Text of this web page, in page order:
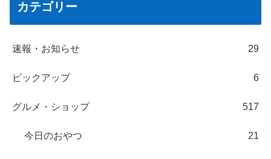
カテゴリー
速報・お知らせ 29
ピックアップ 6
グルメ・ショップ 517
今日のおやつ 21